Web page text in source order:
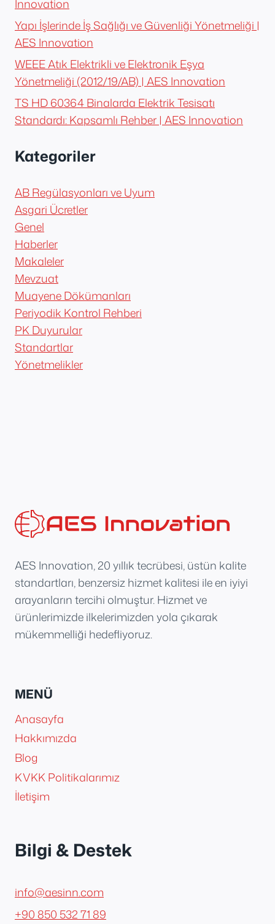
Innovation
Yapı İşlerinde İş Sağlığı ve Güvenliği Yönetmeliği |
AES Innovation
WEEE Atık Elektrikli ve Elektronik Eşya
Yönetmeliği (2012/19/AB) | AES Innovation
TS HD 60364 Binalarda Elektrik Tesisatı
Standardı: Kapsamlı Rehber | AES Innovation
Kategoriler
AB Regülasyonları ve Uyum
Asgari Ücretler
Genel
Haberler
Makaleler
Mevzuat
Muayene Dökümanları
Periyodik Kontrol Rehberi
PK Duyurular
Standartlar
Yönetmelikler
AES Innovation, 20 yıllık tecrübesi, üstün kalite
standartları, benzersiz hizmet kalitesi ile en iyiyi
arayanların tercihi olmuştur. Hizmet ve
ürünlerimizde ilkelerimizden yola çıkarak
mükemmelliği hedefliyoruz.
MENÜ
Anasayfa
Hakkımızda
Blog
KVKK Politikalarımız
İletişim
Bilgi & Destek
info@aesinn.com
+90 850 532 71 89